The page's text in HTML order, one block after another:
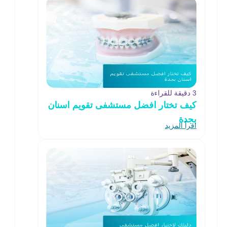
3 دقيقة للقراءة
كيف تختار افضل مستشفى تقويم اسنان
بجدة
اقرأ المزيد